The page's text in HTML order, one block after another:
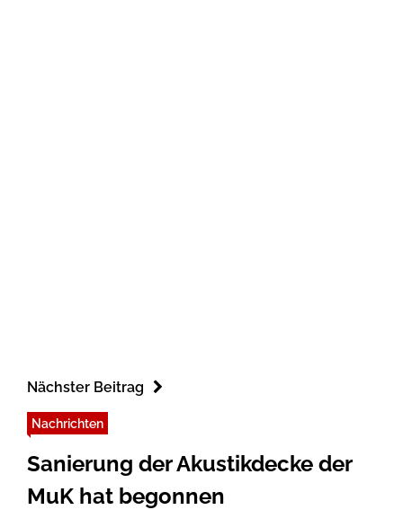
Nächster Beitrag
Nachrichten
Sanierung der Akustikdecke der
MuK hat begonnen